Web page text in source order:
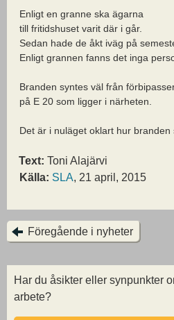
Enligt en granne ska ägarna
till fritidshuset varit där i går.
Sedan hade de åkt iväg på
Enligt grannen fanns det inga
Branden syntes väl från
på E 20 som ligger i närheten.
Det är i nuläget oklart hur branden
Text: Toni Alajärvi
Källa: SLA, 21 april, 2015
Föregående i nyheter
Har du åsikter eller synpunkter
arbete?